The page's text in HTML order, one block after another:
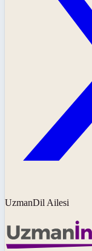
UzmanDil Ailesi